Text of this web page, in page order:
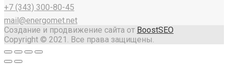
+7 (343) 300-80-45
mail@energomet.net
Создание и продвижение сайта от BoostSEO
Copyright © 2021. Все права защищены.